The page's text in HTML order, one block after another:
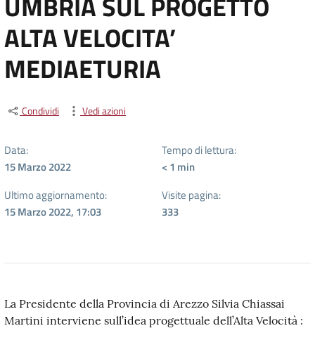
ALTA VELOCITA’
MEDIAETURIA
Condividi Vedi azioni
Data:
15 Marzo 2022
Tempo di lettura:
< 1 min
Ultimo aggiornamento:
15 Marzo 2022, 17:03
Visite pagina:
333
La Presidente della Provincia di Arezzo Silvia Chiassai
Martini interviene sull’idea progettuale dell’Alta Velocità :